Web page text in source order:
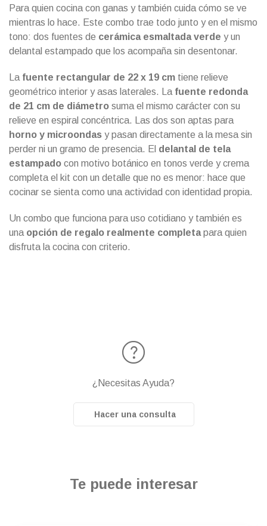
Para quien cocina con ganas y también cuida cómo se ve
mientras lo hace. Este combo trae todo junto y en el mismo
tono: dos fuentes de cerámica esmaltada verde y un
delantal estampado que los acompaña sin desentonar.
La fuente rectangular de 22 x 19 cm tiene relieve
geométrico interior y asas laterales. La fuente redonda
de 21 cm de diámetro suma el mismo carácter con su
relieve en espiral concéntrica. Las dos son aptas para
horno y microondas y pasan directamente a la mesa sin
perder ni un gramo de presencia. El delantal de tela
estampado con motivo botánico en tonos verde y crema
completa el kit con un detalle que no es menor: hace que
cocinar se sienta como una actividad con identidad propia.
Un combo que funciona para uso cotidiano y también es
una opción de regalo realmente completapara quien
disfruta la cocina con criterio.
¿Necesitas Ayuda?
Hacer una consulta
Te puede interesar